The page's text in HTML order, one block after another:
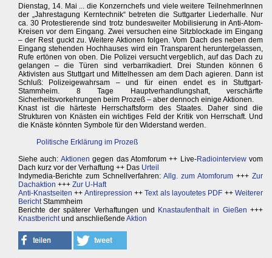
Dienstag, 14. Mai ... die Konzernchefs und viele weitere TeilnehmerInnen
der „Jahrestagung Kerntechnik“ betreten die Suttgarter Liederhalle. Nur
ca. 30 Protestierende sind trotz bundesweiter Mobilisierung in Anti-Atom-
Kreisen vor dem Eingang. Zwei versuchen eine Sitzblockade im Eingang
– der Rest guckt zu. Weitere Aktionen folgen. Vom Dach des neben dem
Eingang stehenden Hochhauses wird ein Transparent heruntergelassen,
Rufe ertönen von oben. Die Polizei versucht vergeblich, auf das Dach zu
gelangen – die Türen sind verbarrikadiert. Drei Stunden können 6
Aktivisten aus Stuttgart und Mittelhessen am dem Dach agieren. Dann ist
Schluß: Polizeigewahrsam – und für einen endet es in Stuttgart-
Stammheim. 8 Tage Hauptverhandlungshaft, verschärfte
Sicherheitsvorkehrungen beim Prozeß – aber dennoch einige Aktionen.
Knast ist die härteste Herrschaftsform des Staates. Daher sind die
Strukturen von Knästen ein wichtiges Feld der Kritik von Herrschaft. Und
die Knäste könnten Symbole für den Widerstand werden.
Politische Erklärung im Prozeß
Siehe auch: Aktionen gegen das Atomforum ++ Live-Radiointerviewvom
Dach kurz vor der Verhaftung ++ Das Urteil
Indymedia-Berichte zum Schnellverfahren:Allg. zum Atomforum +++Zur
Dachaktion +++ Zur U-Haft
Anti-Knastseiten ++ Antirepression ++Text als layoutetes PDF ++Weiterer
BerichtStammheim
Berichte der späterer Verhaftungen und
Knastaufenthalt in Gießen +++
Knastberichtund anschließende Aktion